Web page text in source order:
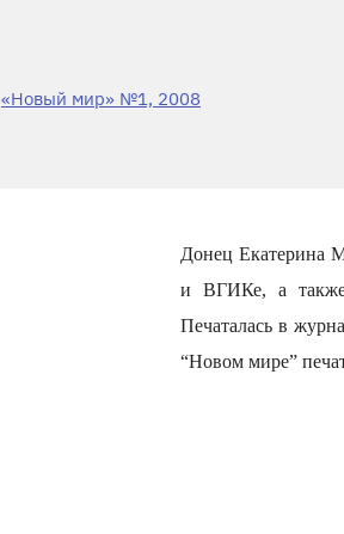
«Новый мир» №1, 2008
Донец Екатерина
и ВГИКе, а также
Печаталась в
“Новом мире”